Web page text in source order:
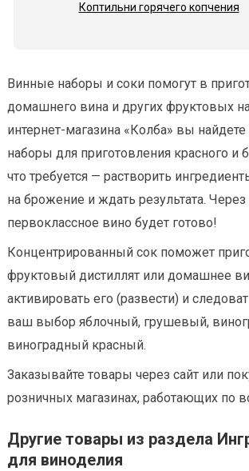
Коптильни горячего копчения
Винные наборы и соки помогут в
домашнего вина и других фруктовых
интернет-магазина «Колба» вы
наборы для приготовления красного и
что требуется — растворить
на брожение и ждать результата.
первоклассное вино будет готово!
Концентрированный сок поможет
фруктовый дистиллят или домашнее
активировать его (развести) и
ваш выбор яблочный, грушевый,
виноградный красный.
Заказывайте товары через сайт или
розничных магазинах, работающих по
Другие товары из раздела
для виноделия